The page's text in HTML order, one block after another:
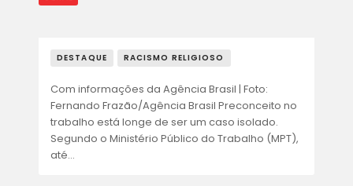
NOTÍCIAS
CONVÊNIOS
ACORDOS E CONVENÇÕES
DESTAQUE RACISMO RELIGIOSO
Com informações da Agência Brasil | Foto:
Fernando Frazão/Agência Brasil Preconceito no
trabalho está longe de ser um caso isolado.
Segundo o Ministério Público do Trabalho (MPT),
até…